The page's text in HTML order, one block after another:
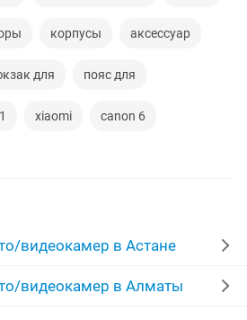
корпусы аксессуар
для пояс для
xiaomi canon 6
фото сумка отсеки
action
видеокамер в Астане
видеокамер в Алматы